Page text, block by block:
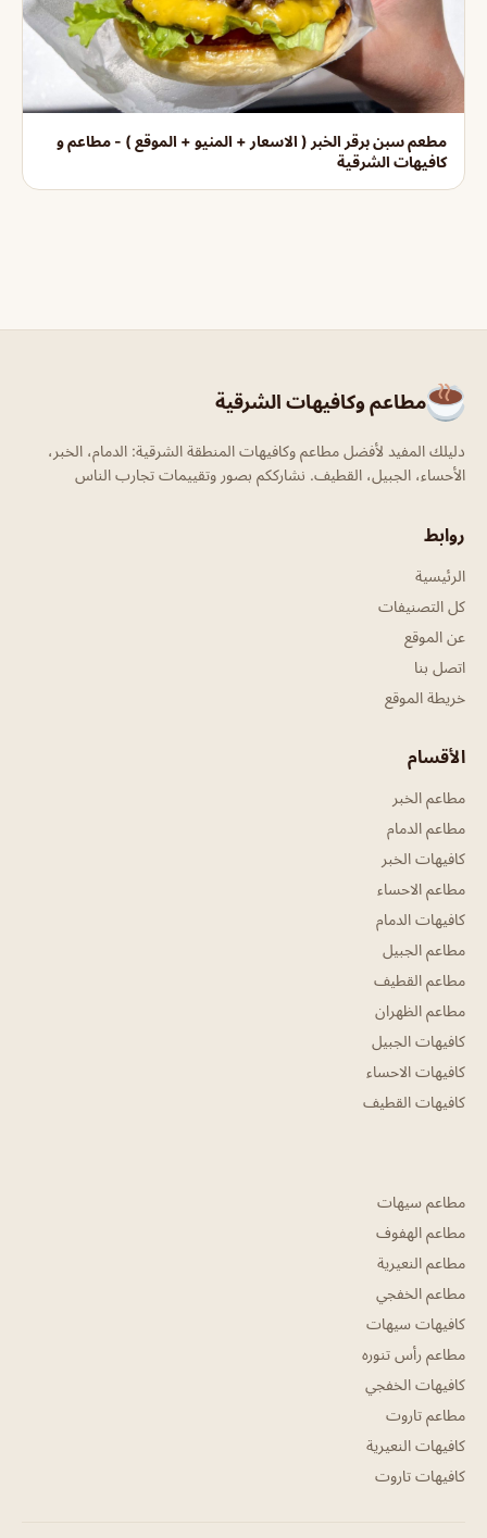
مطعم سبن برقر الخبر ( الاسعار + المنيو + الموقع ) - مطاعم و
كافيهات الشرقية
مطاعم وكافيهات الشرقية
دليلك المفيد لأفضل مطاعم وكافيهات المنطقة الشرقية: الدمام، الخبر،
الأحساء، الجبيل، القطيف. نشارككم بصور وتقييمات تجارب الناس
روابط
الرئيسية
كل التصنيفات
عن الموقع
اتصل بنا
خريطة الموقع
الأقسام
مطاعم الخبر
مطاعم الدمام
كافيهات الخبر
مطاعم الاحساء
كافيهات الدمام
مطاعم الجبيل
مطاعم القطيف
مطاعم الظهران
كافيهات الجبيل
كافيهات الاحساء
كافيهات القطيف
مطاعم سيهات
مطاعم الهفوف
مطاعم النعيرية
مطاعم الخفجي
كافيهات سيهات
مطاعم رأس تنوره
كافيهات الخفجي
مطاعم تاروت
كافيهات النعيرية
كافيهات تاروت